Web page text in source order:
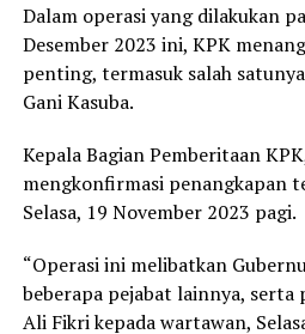
Dalam operasi yang dilakukan
Desember 2023 ini, KPK
penting, termasuk salah
Gani Kasuba.
Kepala Bagian Pemberitaan
mengkonfirmasi penangkapan
Selasa, 19 November 2023 pagi.
“Operasi ini melibatkan
beberapa pejabat lainnya, serta
Ali Fikri kepada wartawan,